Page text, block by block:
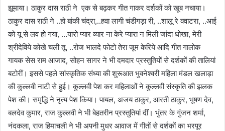
झूमाया। ठाकुर दास राठी ने एक से बढ़कर गीत गाकर दर्शकों को खूब नचाया।
ठाकुर दास राठी ने ..हो बांकी चंद्रा,..हवा लागी चंडीगड़ा री, ..शालू रे क्वाटरा, ..आई
को यू से लव हो गया, …यारो प्यार व्यार ना केरे प्यारा न मिली जांदा धोखा, मेरी
श्रीदेविये कोखे चली तू, ..रोज भालदे फोटो तेरा जूम केरिये आदि गीत गालोक
गायक सेस राम आजाद, सोहन सागर ने भी दमदार प्रस्तुतियोें से दर्शकों की तालियां
बटोरीं। इससे पहले सांस्कृतिक संध्या की शुरूआत भुवनेश्वरी महिला मंडल खलाड़ा
की कुल्लवी नाटी से हुई। कुल्लवी पेश कर महिलाओं ने कुल्लवी संस्कृति की झलक
पेश की। समृद्धि ने नृत्य पेश किया। पायल, अजय ठाकुर, आरती ठाकुर, भूषण देव,
बलदेव कुमार, राज कुल्लवी ने भी बेहतरीन प्रस्तुतियां दीं। भुंतर के गुंजन शर्मा,
नंदकला, राज हिमाचली ने भी अपनी मुधर आवाज में गीतों से दर्शकों का भरपूर